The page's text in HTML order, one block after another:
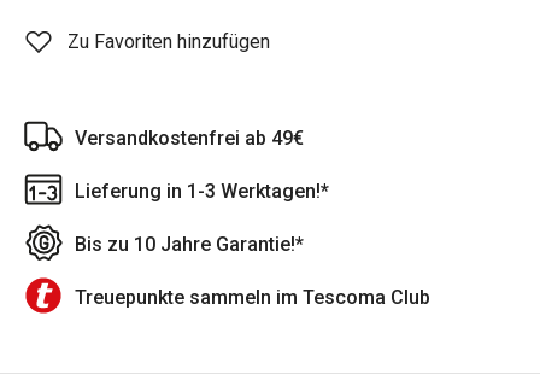
Zu Favoriten hinzufügen
Versandkostenfrei ab 49€
Lieferung in 1-3 Werktagen!*
Bis zu 10 Jahre Garantie!*
Treuepunkte sammeln im Tescoma Club